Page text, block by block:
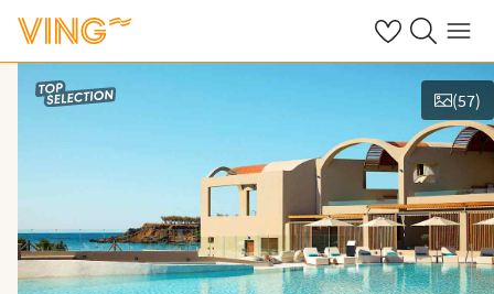
Se dine sparte
Søk påMeny
Se bilder og film
(57)